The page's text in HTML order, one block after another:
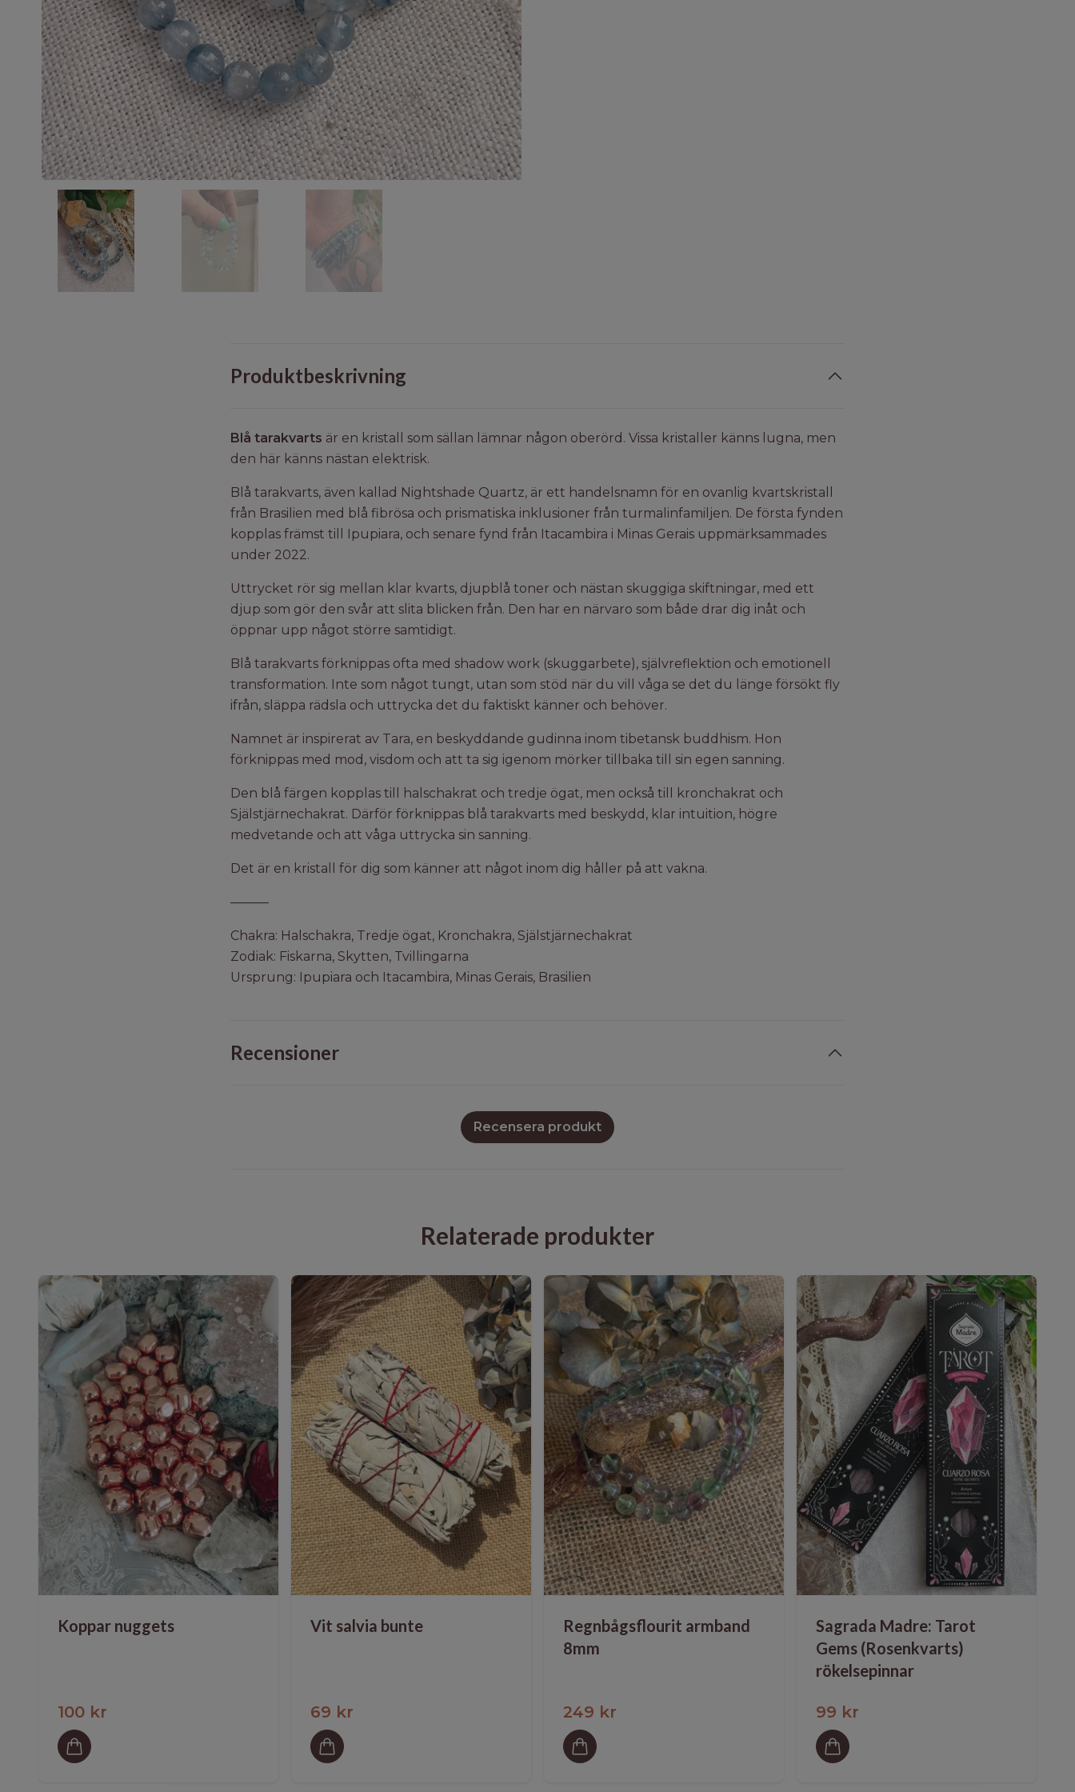
Produktbeskrivning
Blå tarakvarts är en kristall som sällan lämnar någon oberörd. Vissa kristaller känns lugna, men
den här känns nästan elektrisk.
Blå tarakvarts, även kallad Nightshade Quartz, är ett handelsnamn för en ovanlig kvartskristall
från Brasilien med blå fibrösa och prismatiska inklusioner från turmalinfamiljen. De första fynden
kopplas främst till Ipupiara, och senare fynd från Itacambira i Minas Gerais uppmärksammades
under 2022.
Uttrycket rör sig mellan klar kvarts, djupblå toner och nästan skuggiga skiftningar, med ett
djup som gör den svår att slita blicken från. Den har en närvaro som både drar dig inåt och
öppnar upp något större samtidigt.
Blå tarakvarts förknippas ofta med shadow work (skuggarbete), självreflektion och emotionell
transformation. Inte som något tungt, utan som stöd när du vill våga se det du länge försökt fly
ifrån, släppa rädsla och uttrycka det du faktiskt känner och behöver.
Namnet är inspirerat av Tara, en beskyddande gudinna inom tibetansk buddhism. Hon
förknippas med mod, visdom och att ta sig igenom mörker tillbaka till sin egen sanning.
Den blå färgen kopplas till halschakrat och tredje ögat, men också till kronchakrat och
Själstjärnechakrat. Därför förknippas blå tarakvarts med beskydd, klar intuition, högre
medvetande och att våga uttrycka sin sanning.
Det är en kristall för dig som känner att något inom dig håller på att vakna.
———
Chakra: Halschakra, Tredje ögat, Kronchakra, Själstjärnechakrat
Zodiak: Fiskarna, Skytten, Tvillingarna
Ursprung: Ipupiara och Itacambira, Minas Gerais, Brasilien
Recensioner
Recensera produkt
Relaterade produkter
Koppar nuggets
100 kr
Vit salvia bunte
69 kr
Regnbågsflourit armband
8mm
249 kr
Sagrada Madre: Tarot
Gems (Rosenkvarts)
rökelsepinnar
99 kr